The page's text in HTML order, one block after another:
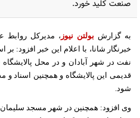
صنعت کلید خورد.
به گزارش بولتن نیوز ، مدیرکل
خبرنگار شانا، با اعلام این خبر
نفت در شهر آبادان و در محل
قدیمی این پالایشگاه و همچنین اسناد
شود.
وی افزود: همچنین در شهر مسجد سلیمان